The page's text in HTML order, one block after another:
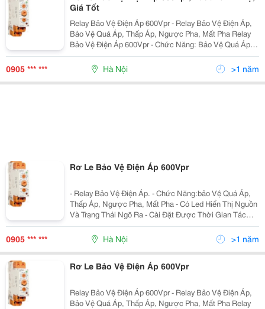
Giá Tốt
Relay Bảo Vệ Điện Áp 600Vpr - Relay Bảo Vệ Điện Áp,
Bảo Vệ Quá Áp, Thấp Áp, Ngược Pha, Mất Pha Relay
Bảo Vệ Điện Áp 600Vpr - Chức Năng: Bảo Vệ Quá Áp ,
Thấp Áp , Ngược Pha , Mất Pha . - Có Led Hiển Thị
Nguồn Và Trạng Thái Ngõ
0905 *** *** Hà Nội >1 năm
Rơ Le Bảo Vệ Điện Áp 600Vpr
- Relay Bảo Vệ Điện Áp. - Chức Năng:bảo Vệ Quá Áp,
Thấp Áp, Ngược Pha, Mất Pha - Có Led Hiển Thị Nguồn
Và Trạng Thái Ngõ Ra - Cài Đặt Được Thời Gian Tác
Động Trễ: 0.2 ~ 10 Giây - Được Thiết Kế Nhỏ Gọn Gắn
Trên Thanh Rail - Dùng Cho Mạng 3 Pha 3 Dây -
0905 *** *** Hà Nội >1 năm
Rơ Le Bảo Vệ Điện Áp 600Vpr
Relay Bảo Vệ Điện Áp 600Vpr - Relay Bảo Vệ Điện Áp,
Bảo Vệ Quá Áp, Thấp Áp, Ngược Pha, Mất Pha Relay